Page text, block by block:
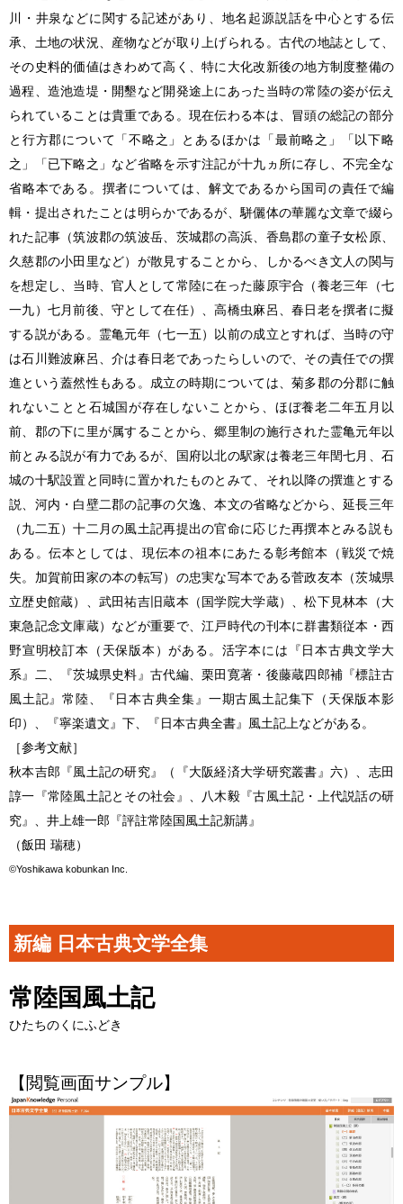
川・井泉などに関する記述があり、地名起源説話を中心とする伝
承、土地の状況、産物などが取り上げられる。古代の地誌として、
その史料的価値はきわめて高く、特に大化改新後の地方制度整備の
過程、造池造堤・開墾など開発途上にあった当時の常陸の姿が伝え
られていることは貴重である。現在伝わる本は、冒頭の総記の部分
と行方郡について「不略之」とあるほかは「最前略之」「以下略
之」「已下略之」など省略を示す注記が十九ヵ所に存し、不完全な
省略本である。撰者については、解文であるから国司の責任で編
輯・提出されたことは明らかであるが、駢儷体の華麗な文章で綴ら
れた記事（筑波郡の筑波岳、茨城郡の高浜、香島郡の童子女松原、
久慈郡の小田里など）が散見することから、しかるべき文人の関与
を想定し、当時、官人として常陸に在った藤原宇合（養老三年（七
一九）七月前後、守として在任）、高橋虫麻呂、春日老を撰者に擬
する説がある。霊亀元年（七一五）以前の成立とすれば、当時の守
は石川難波麻呂、介は春日老であったらしいので、その責任での撰
進という蓋然性もある。成立の時期については、菊多郡の分郡に触
れないことと石城国が存在しないことから、ほぼ養老二年五月以
前、郡の下に里が属することから、郷里制の施行された霊亀元年以
前とみる説が有力であるが、国府以北の駅家は養老三年閏七月、石
城の十駅設置と同時に置かれたものとみて、それ以降の撰進とする
説、河内・白壁二郡の記事の欠逸、本文の省略などから、延長三年
（九二五）十二月の風土記再提出の官命に応じた再撰本とみる説も
ある。伝本としては、現伝本の祖本にあたる彰考館本（戦災で焼
失。加賀前田家の本の転写）の忠実な写本である菅政友本（茨城県
立歴史館蔵）、武田祐吉旧蔵本（国学院大学蔵）、松下見林本（大
東急記念文庫蔵）などが重要で、江戸時代の刊本に群書類従本・西
野宣明校訂本（天保版本）がある。活字本には『日本古典文学大
系』二、『茨城県史料』古代編、栗田寛著・後藤蔵四郎補『標註古
風土記』常陸、『日本古典全集』一期古風土記集下（天保版本影
印）、『寧楽遺文』下、『日本古典全書』風土記上などがある。
［参考文献］
秋本吉郎『風土記の研究』（『大阪経済大学研究叢書』六）、志田
諄一『常陸風土記とその社会』、八木毅『古風土記・上代説話の研
究』、井上雄一郎『評註常陸国風土記新講』
（飯田 瑞穂）
©Yoshikawa kobunkan Inc.
新編 日本古典文学全集
常陸国風土記
ひたちのくにふどき
【閲覧画面サンプル】